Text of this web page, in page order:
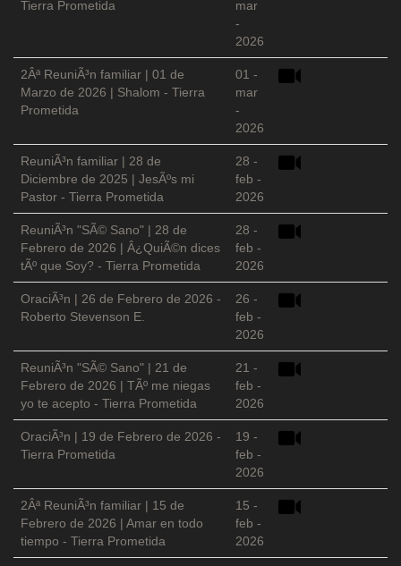
Tierra Prometida
mar
-
2026
2Âª ReuniÃ³n familiar | 01 de
Marzo de 2026 | Shalom - Tierra
Prometida
01 -
mar
-
2026
ReuniÃ³n familiar | 28 de
Diciembre de 2025 | JesÃºs mi
Pastor - Tierra Prometida
28 -
feb -
2026
ReuniÃ³n "SÃ© Sano" | 28 de
Febrero de 2026 | Â¿QuiÃ©n dices
tÃº que Soy? - Tierra Prometida
28 -
feb -
2026
OraciÃ³n | 26 de Febrero de 2026 -
Roberto Stevenson E.
26 -
feb -
2026
ReuniÃ³n "SÃ© Sano" | 21 de
Febrero de 2026 | TÃº me niegas
yo te acepto - Tierra Prometida
21 -
feb -
2026
OraciÃ³n | 19 de Febrero de 2026 -
Tierra Prometida
19 -
feb -
2026
2Âª ReuniÃ³n familiar | 15 de
Febrero de 2026 | Amar en todo
tiempo - Tierra Prometida
15 -
feb -
2026